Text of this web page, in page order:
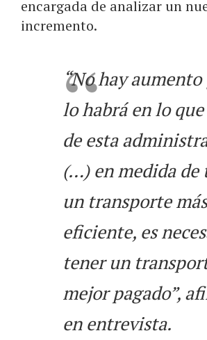
encargada de analizar un
incremento.
“No hay aumento
lo habrá en lo
de esta
(…) en medida de
un transporte más
eficiente, es
tener un
mejor pagado”,
en entrevista.